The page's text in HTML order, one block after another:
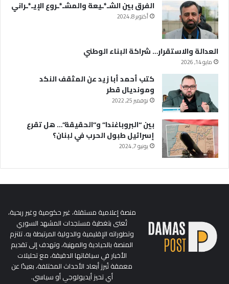
الفرق بين الشـ*ـيعة والمشـ*ـروع الإيـ*ـراني
أكتوبر 8, 2024
العدالة والاستقرار… شراكة البناء الوطني
مايو 14, 2026
كتب أحمد أبا زيد عن المثقف النكد
ومونديال قطر
نوفمبر 25, 2022
بين “البروباغندا” و”الحقيقة”… هل تقرع
إسرائيل طبول الحرب في لبنان؟
يونيو 7, 2024
منصة إعلامية مستقلة، غير حكومية وغير ربحية،
تُعنى بتغطية مستجدات المشهد السوري
وتطوراته الإقليمية والدولية المرتبطة به. تلتزم
المنصة بالحيادية والمهنية، وتهدف إلى تقديم
الأخبار في سياقاتها الدقيقة، مع تحليلات
معمقة تُبرز أبعاد الأحداث المختلفة، بعيدًا عن
أي تحيز أيديولوجي أو سياسي.